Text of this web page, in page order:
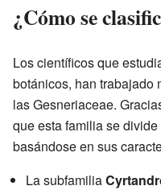
¿Cómo se
Los científicos que
botánicos, han trabajado
las Gesneriaceae.
que esta familia se
basándose en sus
La subfamilia